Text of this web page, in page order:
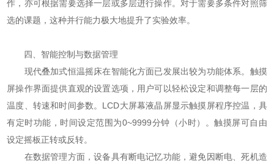
作，亦可根据需要选择一层或多层进行操作。对于需要多条件对照筛
选的课题，这种并行能力极大地提升了实验效率。
四、智能控制与数据管理
现代叠加式恒温摇床在智能化方面已发展出较为功能体系。触摸
屏操作界面提供直观的设置选项，用户可以轻松设定和调整每一层的
温度、转速和时间参数。LCD大屏幕液晶屏显示触摸屏程序控温，具
有定时功能，时间设定范围为0~9999分钟（小时）。触摸屏可自由
设定摇板正转或反转。
在数据管理方面，设备具有断电记忆功能，避免因断电、死机造